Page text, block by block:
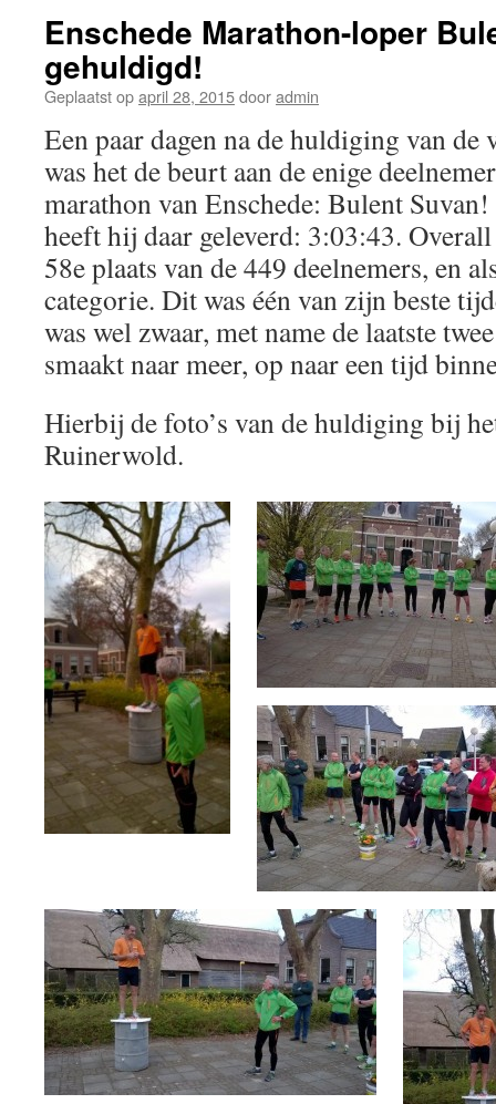
Enschede Marathon-loper
gehuldigd!
Geplaatst opapril 28, 2015dooradmin
Een paar dagen na de huldiging van
was het de beurt aan de enige
marathon van Enschede: Bulent
heeft hij daar geleverd: 3:03:43.
58e plaats van de 449 deelnemers, en
categorie. Dit was één van zijn beste
was wel zwaar, met name de laatste
smaakt naar meer, op naar een tijd
Hierbij de foto’s van de huldiging bij
Ruinerwold.